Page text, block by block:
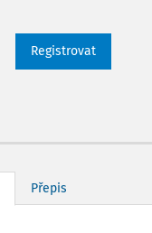
Registrovat
Přepis